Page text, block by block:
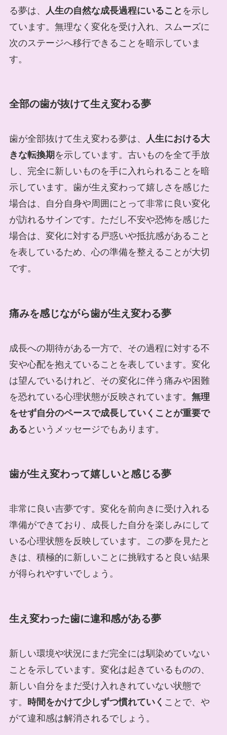
る夢は、
人生の自然な成長過程にいること を示し
ています。無理なく変化を受け入れ、スムーズに
次のステージへ移行できることを暗示していま
す。
全部の歯が抜けて生え変わる夢
歯が全部抜けて生え変わる夢は、
人生における大
きな転換期 を示しています。古いものを全て手放
し、完全に新しいものを手に入れられることを暗
示しています。歯が生え変わって嬉しさを感じた
場合は、自分自身や周囲にとって非常に良い変化
が訪れるサインです。ただし不安や恐怖を感じた
場合は、変化に対する戸惑いや抵抗感があること
を表しているため、心の準備を整えることが大切
です。
痛みを感じながら歯が生え変わる夢
成長への期待がある一方で、その過程に対する不
安や心配を抱えていることを表しています。変化
は望んでいるけれど、その変化に伴う痛みや困難
を恐れている心理状態が反映されています。 無理
をせず自分のペースで成長していくことが重要で
ある というメッセージでもあります。
歯が生え変わって嬉しいと感じる夢
非常に良い吉夢です。変化を前向きに受け入れる
準備ができており、成長した自分を楽しみにして
いる心理状態を反映しています。この夢を見たと
きは、積極的に新しいことに挑戦すると良い結果
が得られやすいでしょう。
生え変わった歯に違和感がある夢
新しい環境や状況にまだ完全には馴染めていない
ことを示しています。変化は起きているものの、
新しい自分をまだ受け入れきれていない状態で
す。 時間をかけて少しずつ慣れていく ことで、や
がて違和感は解消されるでしょう。